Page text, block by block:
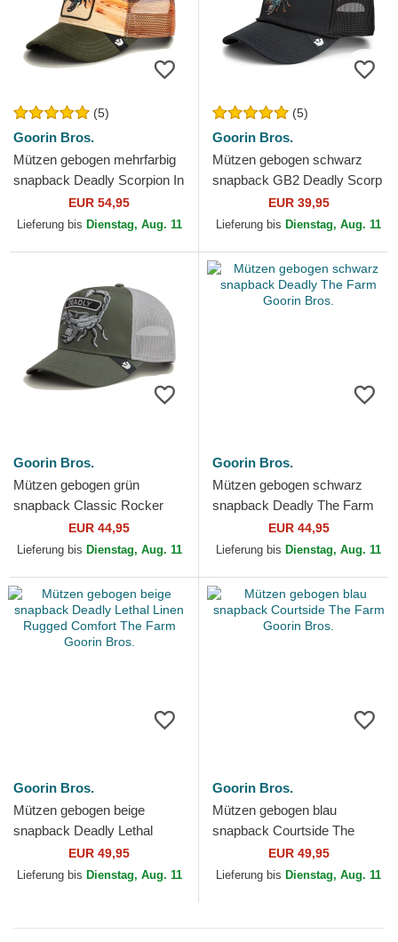
(5)
Goorin Bros.
Mützen gebogen mehrfarbig
snapback Deadly Scorpion In
The Element The Farm
Goorin Bros.
EUR 54,95
Lieferung bis Dienstag, Aug. 11
(5)
Goorin Bros.
Mützen gebogen schwarz
snapback GB2 Deadly Scorp
The Rocker The Farm Goorin
Bros.
EUR 39,95
Lieferung bis Dienstag, Aug. 11
Goorin Bros.
Mützen gebogen grün
snapback Classic Rocker
Deadly The Farm Goorin
Bros.
EUR 44,95
Lieferung bis Dienstag, Aug. 11
Goorin Bros.
Mützen gebogen schwarz
snapback Deadly The Farm
Goorin Bros.EUR 44,95
Lieferung bis Dienstag, Aug. 11
Goorin Bros.
Mützen gebogen beige
snapback Deadly Lethal
Linen Rugged Comfort The
Farm Goorin Bros.
EUR 49,95
Lieferung bis Dienstag, Aug. 11
Goorin Bros.
Mützen gebogen blau
snapback Courtside The
Farm Goorin Bros.
EUR 49,95
Lieferung bis Dienstag, Aug. 11